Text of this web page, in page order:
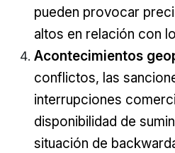
pueden provocar
altos en relación con
Acontecimientos
conflictos, las
interrupciones
disponibilidad de
situación de